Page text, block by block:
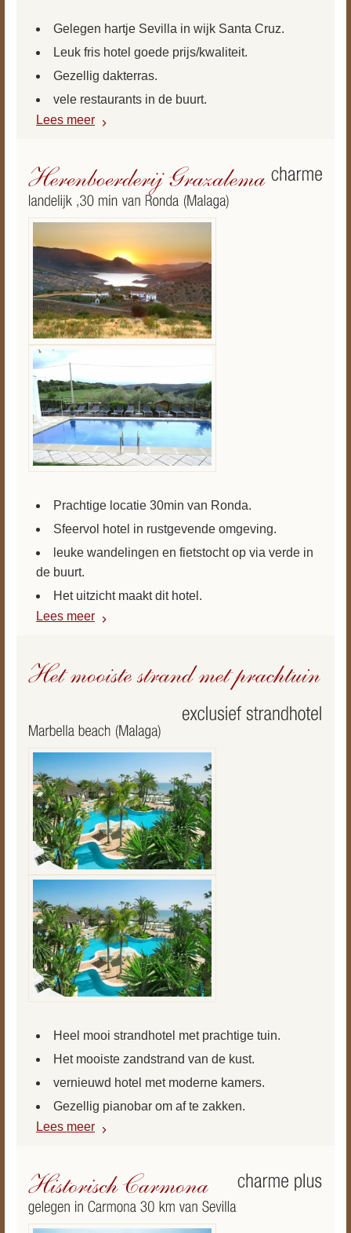
Gelegen hartje Sevilla in wijk Santa Cruz.
Leuk fris hotel goede prijs/kwaliteit.
Gezellig dakterras.
vele restaurants in de buurt.
Lees meer
Prachtige locatie 30min van Ronda.
Sfeervol hotel in rustgevende omgeving.
leuke wandelingen en fietstocht op via verde in
de buurt.
Het uitzicht maakt dit hotel.
Lees meer
Heel mooi strandhotel met prachtige tuin.
Het mooiste zandstrand van de kust.
vernieuwd hotel met moderne kamers.
Gezellig pianobar om af te zakken.
Lees meer